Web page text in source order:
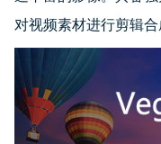
对视频素材进行剪辑合